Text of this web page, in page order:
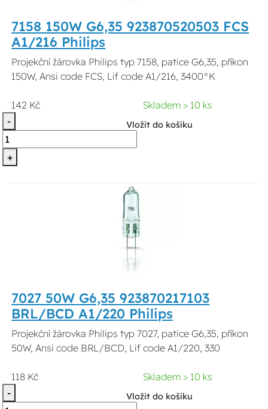
7158 150W G6,35 923870520503 FCS
A1/216 Philips
Projekční žárovka Philips typ 7158, patice G6,35, příkon
150W, Ansi code FCS, Lif code A1/216, 3400°K
142 Kč
Skladem > 10 ks
-
+
Vložit do košíku
7027 50W G6,35 923870217103
BRL/BCD A1/220 Philips
Projekční žárovka Philips typ 7027, patice G6,35, příkon
50W, Ansi code BRL/BCD, Lif code A1/220, 330
118 Kč
Skladem > 10 ks
-
Vložit do košíku